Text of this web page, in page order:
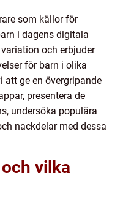
som källor för
i dagens digitala
och erbjuder
för barn i olika
att ge en övergripande
presentera de
undersöka populära
nackdelar med dessa
vilka